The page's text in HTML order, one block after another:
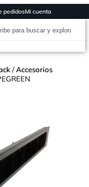
pedidosMi cuenta
/Accesorios